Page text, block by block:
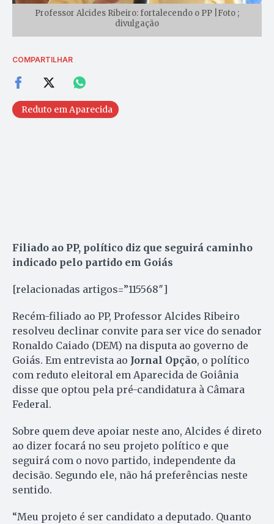
Professor Alcides Ribeiro: fortalecendo o PP |Foto ;
divulgação
COMPARTILHAR
Reduto em Aparecida
Filiado ao PP, político diz que seguirá caminho
indicado pelo partido em Goiás
[relacionadas artigos=”115568″]
Recém-filiado ao PP, Professor Alcides Ribeiro
resolveu declinar convite para ser vice do senador
Ronaldo Caiado (DEM) na disputa ao governo de
Goiás. Em entrevista ao Jornal Opção, o político
com reduto eleitoral em Aparecida de Goiânia
disse que optou pela pré-candidatura à Câmara
Federal.
Sobre quem deve apoiar neste ano, Alcides é direto
ao dizer focará no seu projeto político e que
seguirá com o novo partido, independente da
decisão. Segundo ele, não há preferências neste
sentido.
“Meu projeto é ser candidato a deputado. Quanto